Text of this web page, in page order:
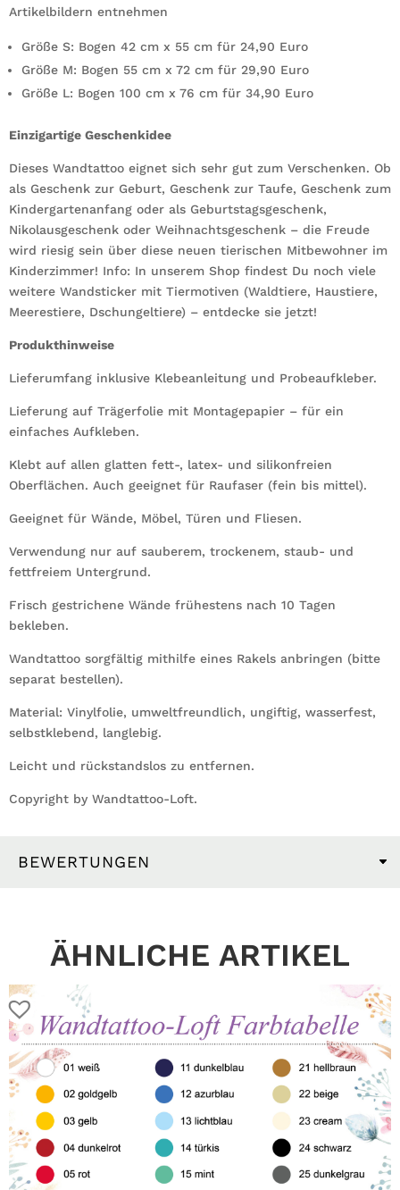
Artikelbildern entnehmen
Größe S: Bogen 42 cm x 55 cm für 24,90 Euro
Größe M: Bogen 55 cm x 72 cm für 29,90 Euro
Größe L: Bogen 100 cm x 76 cm für 34,90 Euro
Einzigartige Geschenkidee
Dieses Wandtattoo eignet sich sehr gut zum Verschenken. Ob
als Geschenk zur Geburt, Geschenk zur Taufe, Geschenk zum
Kindergartenanfang oder als Geburtstagsgeschenk,
Nikolausgeschenk oder Weihnachtsgeschenk – die Freude
wird riesig sein über diese neuen tierischen Mitbewohner im
Kinderzimmer! Info: In unserem Shop findest Du noch viele
weitere Wandsticker mit Tiermotiven (Waldtiere, Haustiere,
Meerestiere, Dschungeltiere) – entdecke sie jetzt!
Produkthinweise
Lieferumfang inklusive Klebeanleitung und Probeaufkleber.
Lieferung auf Trägerfolie mit Montagepapier – für ein
einfaches Aufkleben.
Klebt auf allen glatten fett-, latex- und silikonfreien
Oberflächen. Auch geeignet für Raufaser (fein bis mittel).
Geeignet für Wände, Möbel, Türen und Fliesen.
Verwendung nur auf sauberem, trockenem, staub- und
fettfreiem Untergrund.
Frisch gestrichene Wände frühestens nach 10 Tagen
bekleben.
Wandtattoo sorgfältig mithilfe eines Rakels anbringen (bitte
separat bestellen).
Material: Vinylfolie, umweltfreundlich, ungiftig, wasserfest,
selbstklebend, langlebig.
Leicht und rückstandslos zu entfernen.
Copyright by Wandtattoo-Loft.
BEWERTUNGEN
ÄHNLICHE ARTIKEL